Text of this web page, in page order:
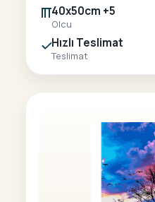
40x50cm +5
Olcu
Hızlı Teslimat
Teslimat